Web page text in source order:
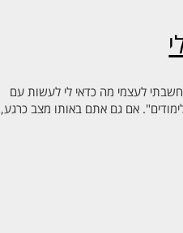
כשעוד חשבתי לעצמי מה כדאי לי לעשות עם
אם גם אתם באותו מצב כרגע,